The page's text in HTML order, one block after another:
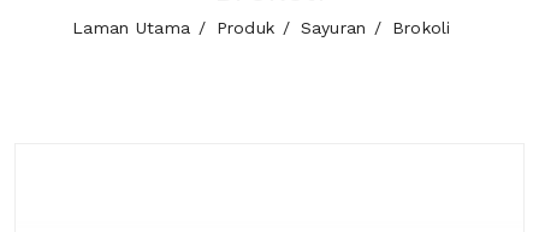
Laman Utama Produk Sayuran Brokoli